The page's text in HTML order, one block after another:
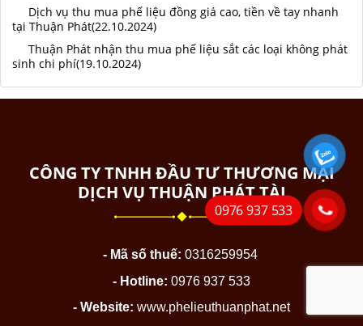
Dịch vụ thu mua phế liệu đồng giá cao, tiền về tay nhanh
tại Thuận Phát(22.10.2024)
Thuận Phát nhận thu mua phế liệu sắt các loại không phát
sinh chi phí(19.10.2024)
CÔNG TY TNHH ĐẦU TƯ THƯƠNG MẠI
DỊCH VỤ THUẬN PHÁT TÀI
- Mã số thuế: 0316259954
- Hotline: 0976 937 533
- Website: www.phelieuthuanphat.net
0976 937 533